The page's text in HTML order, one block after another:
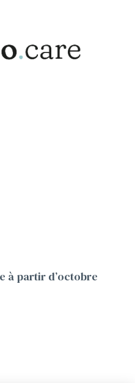
à partir d’octobre